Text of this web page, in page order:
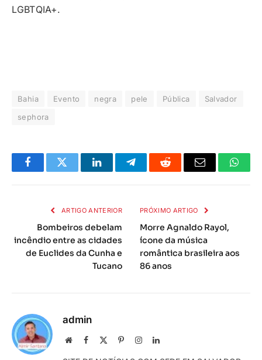
LGBTQIA+.
Bahia Evento negra pele Pública
Salvador
sephora
FacebookTwitter LinkedInTelegramaReddit
E-
ARTIGO ANTERIOR
Bombeiros debelam
incêndio entre as cidades
de Euclides da Cunha e
Tucano
PRÓXIMO ARTIGO
Morre Agnaldo Rayol,
ícone da música
romântica brasileira aos
86 anos
admin
LocalFacebook PinterestInstagramLinkedIn